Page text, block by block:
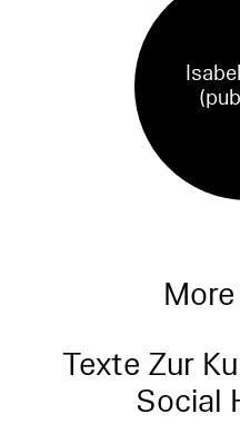
Texte Zur
Social